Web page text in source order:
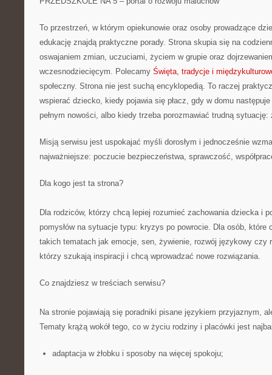
To przestrzeń, w którym opiekunowie oraz osoby prowadzące
edukację znajdą praktyczne porady. Strona skupia się na
oswajaniem zmian, uczuciami, życiem w grupie oraz
wczesnodziecięcym. Polecamy Święta, tradycje i
społeczny. Strona nie jest suchą encyklopedią. To raczej
wspierać dziecko, kiedy pojawia się płacz, gdy w domu
pełnym nowości, albo kiedy trzeba porozmawiać trudną sytuację:
Misją serwisu jest uspokajać myśli dorosłym i jednocześnie
najważniejsze: poczucie bezpieczeństwa, sprawczość,
Dla kogo jest ta strona?
Dla rodziców, którzy chcą lepiej rozumieć zachowania dziecka i
pomysłów na sytuacje typu: kryzys po powrocie. Dla osób, które
takich tematach jak emocje, sen, żywienie, rozwój językowy czy
którzy szukają inspiracji i chcą wprowadzać nowe rozwiązania.
Co znajdziesz w treściach serwisu?
Na stronie pojawiają się poradniki pisane językiem przyjaznym,
Tematy krążą wokół tego, co w życiu rodziny i placówki jest
adaptacja w żłobku i sposoby na więcej spokoju;